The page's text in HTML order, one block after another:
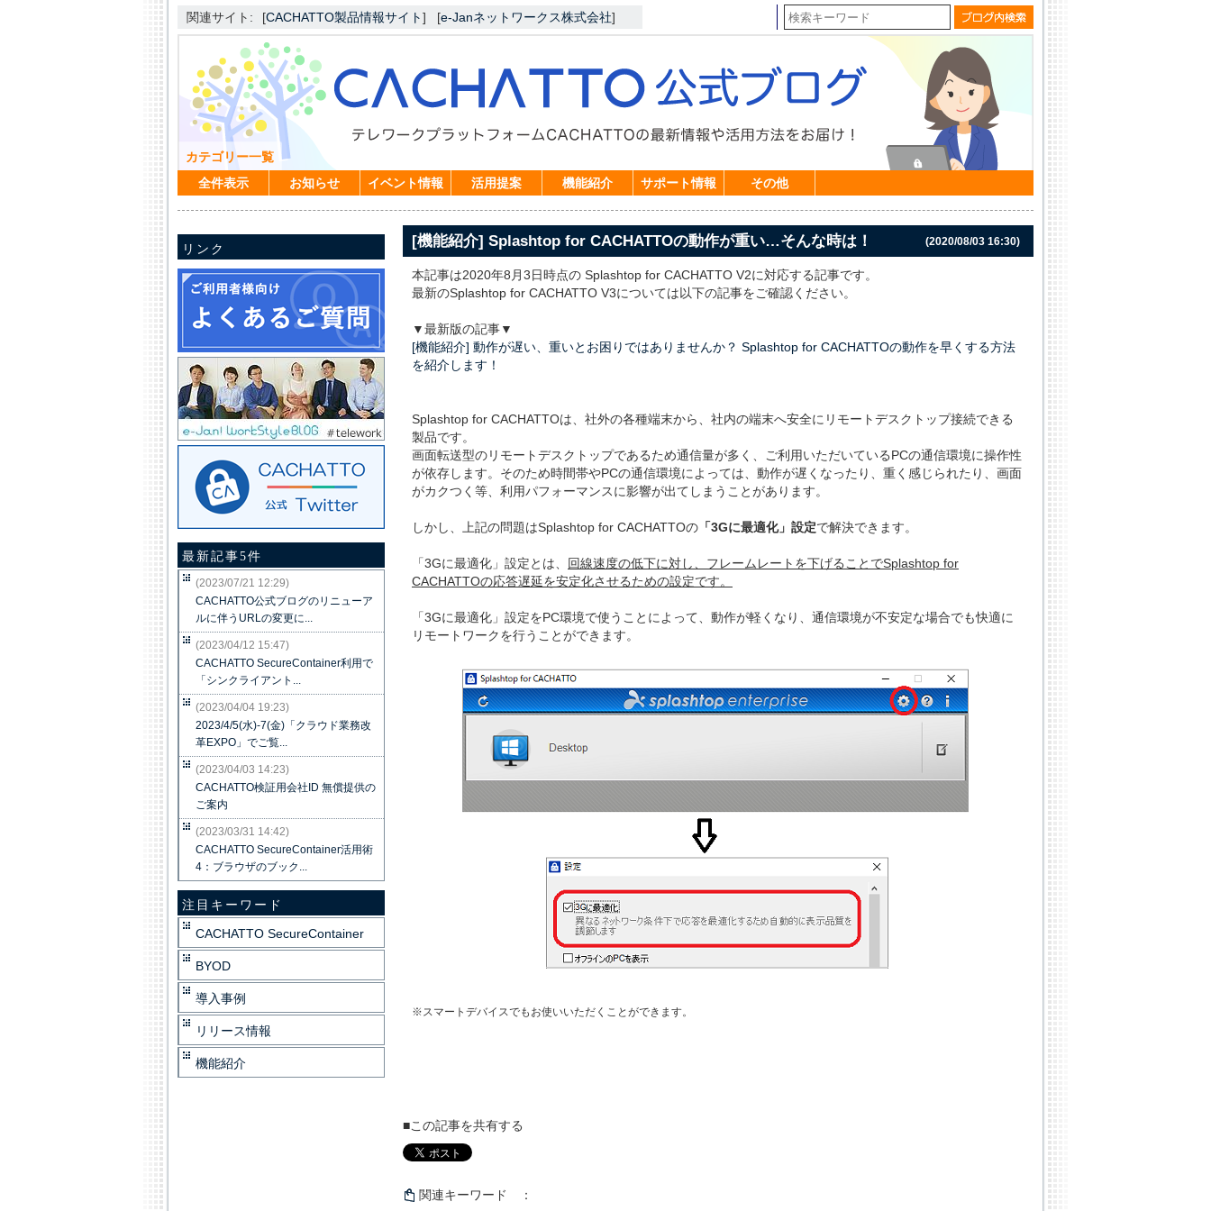
関連サイト: [CACHATTO製品情報サイト] [e-Janネットワークス株式会社]
カテゴリー一覧
全件表示
お知らせ イベント情報 活用提案 機能紹介 サポート情報 その他
(2020/08/03 16:30)
[機能紹介] Splashtop for CACHATTOの動作が重い…そんな時は！
本記事は2020年8月3日時点の Splashtop for CACHATTO V2に対応する記事です。
最新のSplashtop for CACHATTO V3については以下の記事をご確認ください。
▼最新版の記事▼
[機能紹介] 動作が遅い、重いとお困りではありませんか？ Splashtop for CACHATTOの動作を早くする方法
を紹介します！
Splashtop for CACHATTOは、社外の各種端末から、社内の端末へ安全にリモートデスクトップ接続できる
製品です。
画面転送型のリモートデスクトップであるため通信量が多く、ご利用いただいているPCの通信環境に操作性
が依存します。そのため時間帯やPCの通信環境によっては、動作が遅くなったり、重く感じられたり、画面
がカクつく等、利用パフォーマンスに影響が出てしまうことがあります。
しかし、上記の問題はSplashtop for CACHATTOの 「3Gに最適化」設定で解決できます。
「3Gに最適化」設定とは、 回線速度の低下に対し、フレームレートを下げることでSplashtop for
CACHATTOの応答遅延を安定化させるための設定です。
「3Gに最適化」設定をPC環境で使うことによって、動作が軽くなり、通信環境が不安定な場合でも快適に
リモートワークを行うことができます。
※スマートデバイスでもお使いいただくことができます。
■この記事を共有する
関連キーワード ：
リンク
最新記事5件
(2023/07/21 12:29)
CACHATTO公式ブログのリニューア
ルに伴うURLの変更に...
(2023/04/12 15:47)
CACHATTO SecureContainer利用で
「シンクライアント...
(2023/04/04 19:23)
2023/4/5(水)-7(金)「クラウド業務改
革EXPO」でご覧...
(2023/04/03 14:23)
CACHATTO検証用会社ID 無償提供の
ご案内
(2023/03/31 14:42)
CACHATTO SecureContainer活用術
4：ブラウザのブック...
注目キーワード
CACHATTO SecureContainer
BYOD
導入事例
リリース情報
機能紹介